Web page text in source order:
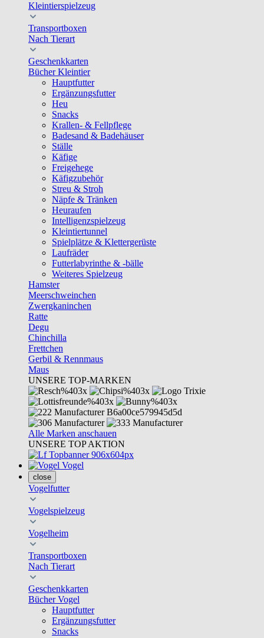
Kleintierspielzeug
Transportboxen
Nach Tierart
Geschenkkarten
Bücher Kleintier
Hauptfutter
Ergänzungsfutter
Heu
Snacks
Krallen- & Fellpflege
Badesand & Badehäuser
Ställe
Käfige
Freigehege
Käfigzubehör
Streu & Stroh
Näpfe & Tränken
Heuraufen
Intelligenzspielzeug
Kleintiertunnel
Spielplätze & Klettergerüste
Laufräder
Futterlabyrinthe & -bälle
Weiteres Spielzeug
Hamster
Meerschweinchen
Zwergkaninchen
Ratte
Degu
Chinchilla
Frettchen
Gerbil & Rennmaus
Maus
UNSERE TOP-MARKEN
Alle Marken anschauen
UNSERE TOP AKTION
Vogel
close
Vogelfutter
Vogelspielzeug
Vogelheim
Transportboxen
Nach Tierart
Geschenkkarten
Bücher Vogel
Hauptfutter
Ergänzungsfutter
Snacks